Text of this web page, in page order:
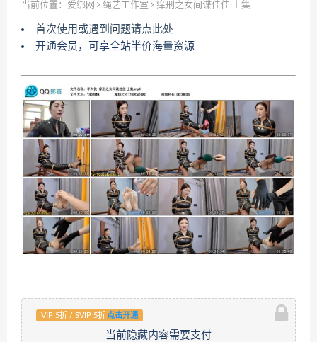
当前位置： 爱绑网 绳艺工作室 痒刑之女间谍佳佳 上集
首次使用或遇到问题请点此处
开通会员，可享全站半价海量资源
VIP 5折 / SVIP 5折 点击开通
当前隐藏内容需要支付